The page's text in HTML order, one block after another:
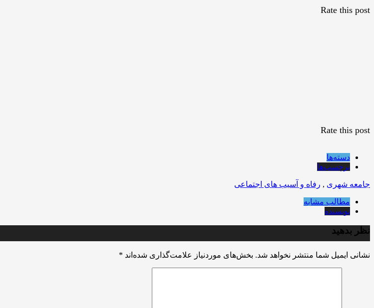
Rate this post
Rate this post
دسته‌ها
برچسب‌ها
جامعه شهری , رفاه و آسیب های اجتماعی
مطالب مشابه
نویسنده
نظر بدهید
نشانی ایمیل شما منتشر نخواهد شد. بخش‌های موردنیاز علامت‌گذاری شده‌اند *